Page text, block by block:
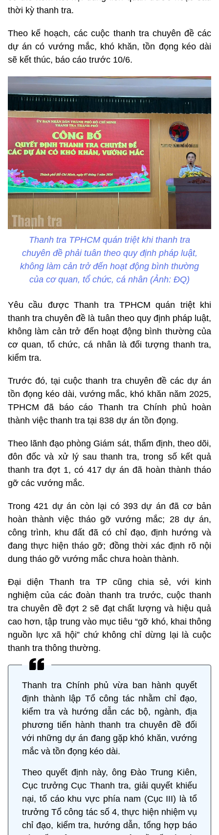
thời kỳ thanh tra.
Theo kế hoạch, các cuộc thanh tra chuyên đề các
dự án có vướng mắc, khó khăn, tồn đọng kéo dài
sẽ kết thúc, báo cáo trước 10/6.
Thanh tra TPHCM quán triệt khi thanh tra
chuyên đề phải tuân theo quy định pháp luật,
không làm cản trở đến hoạt động bình thường
của cơ quan, tổ chức, cá nhân (Ảnh: ĐQ)
Yêu cầu được Thanh tra TPHCM quán triệt khi
thanh tra chuyên đề là tuân theo quy định pháp luật,
không làm cản trở đến hoạt động bình thường của
cơ quan, tổ chức, cá nhân là đối tượng thanh tra,
kiểm tra.
Trước đó, tại cuộc thanh tra chuyên đề các dự án
tồn đọng kéo dài, vướng mắc, khó khăn năm 2025,
TPHCM đã báo cáo Thanh tra Chính phủ hoàn
thành việc thanh tra tại 838 dự án tồn đọng.
Theo lãnh đạo phòng Giám sát, thẩm định, theo dõi,
đôn đốc và xử lý sau thanh tra, trong số kết quả
thanh tra đợt 1, có 417 dự án đã hoàn thành tháo
gỡ các vướng mắc.
Trong 421 dự án còn lại có 393 dự án đã cơ bản
hoàn thành việc tháo gỡ vướng mắc; 28 dự án,
công trình, khu đất đã có chỉ đạo, định hướng và
đang thực hiện tháo gỡ; đồng thời xác định rõ nội
dung tháo gỡ vướng mắc chưa hoàn thành.
Đại diện Thanh tra TP cũng chia sẻ, với kinh
nghiệm của các đoàn thanh tra trước, cuộc thanh
tra chuyên đề đợt 2 sẽ đạt chất lượng và hiệu quả
cao hơn, tập trung vào mục tiêu “gỡ khó, khai thông
nguồn lực xã hội” chứ không chỉ dừng lại là cuộc
thanh tra thông thường.
Thanh tra Chính phủ vừa ban hành quyết
định thành lập Tổ công tác nhằm chỉ đạo,
kiểm tra và hướng dẫn các bộ, ngành, địa
phương tiến hành thanh tra chuyên đề đối
với những dự án đang gặp khó khăn, vướng
mắc và tồn đọng kéo dài.
Theo quyết định này, ông Đào Trung Kiên,
Cục trưởng Cục Thanh tra, giải quyết khiếu
nại, tố cáo khu vực phía nam (Cục III) là tổ
trưởng Tổ công tác số 4, thực hiện nhiệm vụ
chỉ đạo, kiểm tra, hướng dẫn, tổng hợp báo